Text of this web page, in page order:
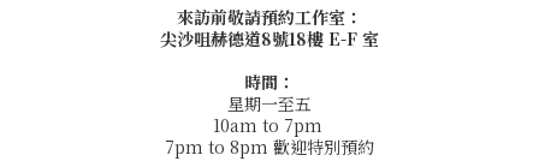
來訪前敬請預約工作室：
尖沙咀赫德道8號18樓 E-F 室
時間：
星期一至五
10am to 7pm
7pm to 8pm 歡迎特別預約